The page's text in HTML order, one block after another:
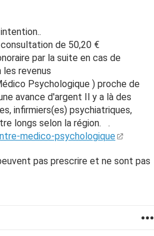
de 50,20 €
par la suite en cas de
les revenus
Psychologique ) proche de
avance d'argent Il y a là des
infirmiers(es) psychiatriques,
longs selon la région. .
medico-psychologique
pas prescrire et ne sont pas